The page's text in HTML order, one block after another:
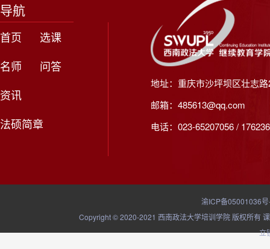
导航
首页
选课
名师
问答
资讯
法硕简章
地址：重庆市沙坪坝区壮志
邮箱：485613@qq.com
电话：023-65207056 /
渝ICP备05001036
Copyright © 2020-2021 西南政法大学培训学院 版权所有
立